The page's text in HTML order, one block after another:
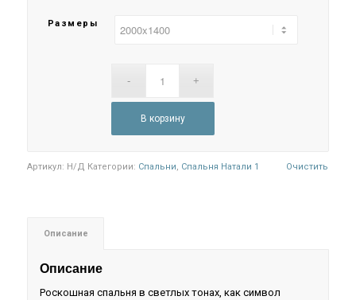
Размеры
Очистить
В корзину
Артикул: Н/Д Категории: Спальни, Спальня Натали 1
Описание
Описание
Роскошная спальня в светлых тонах, как символ